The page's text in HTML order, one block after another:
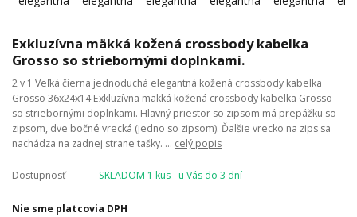
Exkluzívna mäkká kožená crossbody kabelka
Grosso so striebornými doplnkami.
2 v 1 Veľká čierna jednoduchá elegantná kožená crossbody kabelka
Grosso 36x24x14 Exkluzívna mäkká kožená crossbody kabelka Grosso
so striebornými doplnkami. Hlavný priestor so zipsom má prepážku so
zipsom, dve bočné vrecká (jedno so zipsom). Ďalšie vrecko na zips sa
nachádza na zadnej strane tašky. ... celý popis
Dostupnosť SKLADOM 1 kus - u Vás do 3 dní
Nie sme platcovia DPH